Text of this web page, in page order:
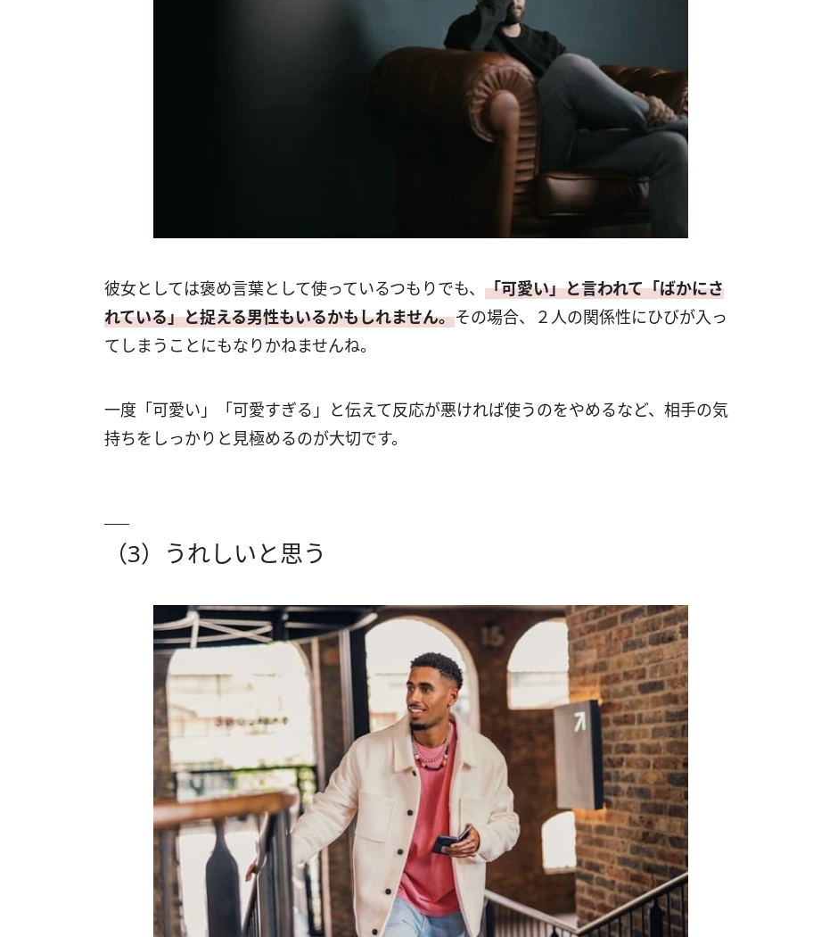
彼女としては褒め言葉として使っているつもりでも、 「可愛い」と言われて「ばかにさ
れている」と捉える男性もいるかもしれません。その場合、２人の関係性にひびが入っ
てしまうことにもなりかねませんね。
一度「可愛い」「可愛すぎる」と伝えて反応が悪ければ使うのをやめるなど、相手の気
持ちをしっかりと見極めるのが大切です。
（3）うれしいと思う